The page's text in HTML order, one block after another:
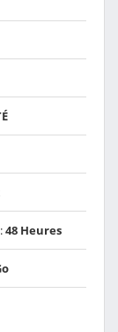
48 Heures